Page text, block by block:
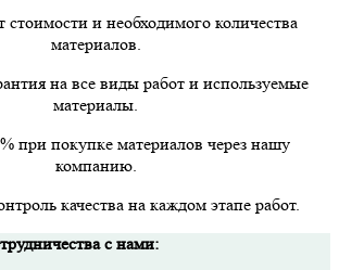
стоимости и необходимого количества
материалов.
на все виды работ и используемые
материалы.
при покупке материалов через нашу
компанию.
качества на каждом этапе работ.
с нами: